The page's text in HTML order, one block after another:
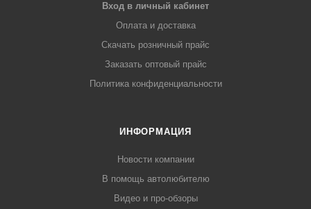
Вход в личный кабинет
Оплата и доставка
Скачать розничный прайс
Заказать оптовый прайс
Политика конфиденциальности
ИНФОРМАЦИЯ
Новости компании
В помощь автолюбителю
Видео и про-обзоры